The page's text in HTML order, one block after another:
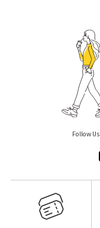
Follow Us